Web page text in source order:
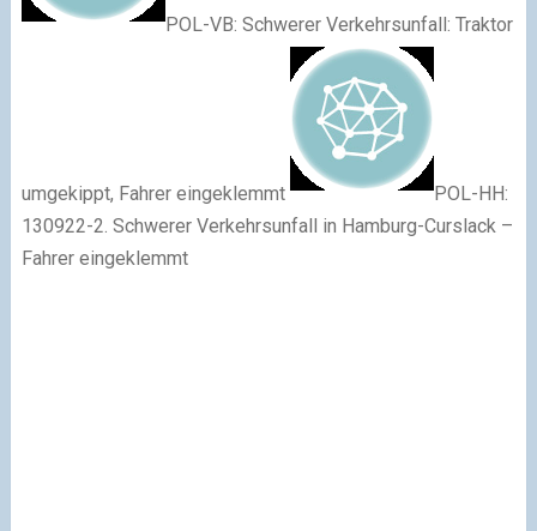
POL-VB: Schwerer Verkehrsunfall: Traktor
umgekippt, Fahrer eingeklemmt
POL-HH:
130922-2. Schwerer Verkehrsunfall in Hamburg-Curslack –
Fahrer eingeklemmt